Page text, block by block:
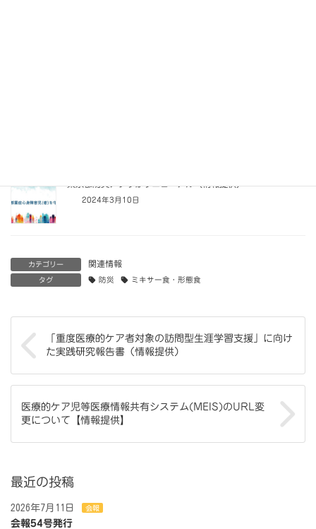
2024年3月10日
カテゴリー 関連情報
タグ 防災 ミキサー食・形態食
「重度医療的ケア者対象の訪問型生涯学習支援」に向け
た実践研究報告書（情報提供）
医療的ケア児等医療情報共有システム(MEIS)のURL変
更について【情報提供】
最近の投稿
2026年7月11日 会報
会報54号発行